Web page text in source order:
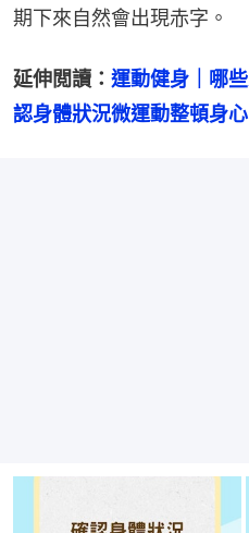
期下來自然會出現赤字。
延伸閲讀： 運動健身｜哪
認身體狀況微運動整頓身心